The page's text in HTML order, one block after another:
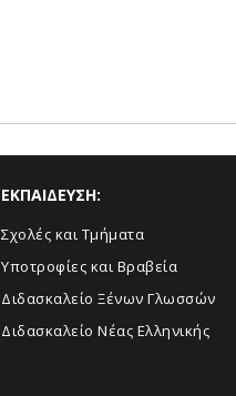
ΕΚΠΑΙΔΕΥΣΗ:
Σχολές και Τμήματα
Υποτροφίες και Βραβεία
Διδασκαλείο Ξένων Γλωσσών
Διδασκαλείο Νέας Ελληνικής